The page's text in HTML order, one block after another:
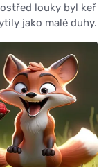
louky byl keř
jako malé duhy.